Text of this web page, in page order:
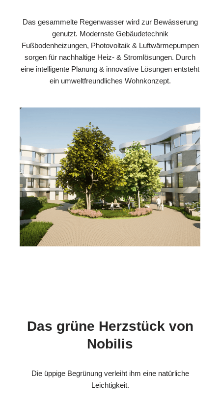
Das gesammelte Regenwasser wird zur Bewässerung
genutzt. Modernste Gebäudetechnik
Fußbodenheizungen, Photovoltaik & Luftwärmepumpen
sorgen für nachhaltige Heiz- & Stromlösungen. Durch
eine intelligente Planung & innovative Lösungen entsteht
ein umweltfreundliches Wohnkonzept.
Das grüne Herzstück von
Nobilis
Die üppige Begrünung verleiht ihm eine natürliche
Leichtigkeit.